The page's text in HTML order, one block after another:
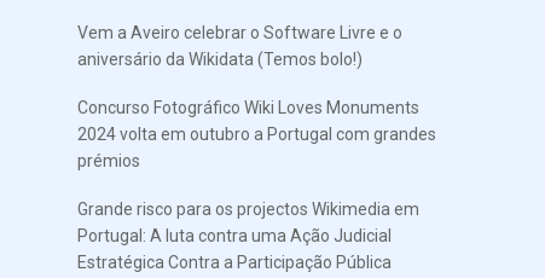
Vem a Aveiro celebrar o Software Livre e o
aniversário da Wikidata (Temos bolo!)
Concurso Fotográfico Wiki Loves Monuments
2024 volta em outubro a Portugal com grandes
prémios
Grande risco para os projectos Wikimedia em
Portugal: A luta contra uma Ação Judicial
Estratégica Contra a Participação Pública